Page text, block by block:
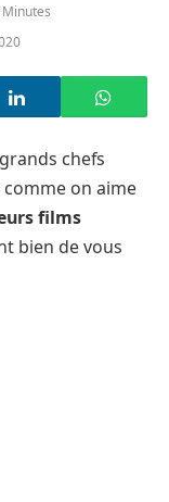
chefs
on aime
films
bien de vous